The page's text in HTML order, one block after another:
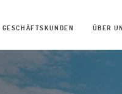
GESCHÄFTSKUNDEN ÜBER